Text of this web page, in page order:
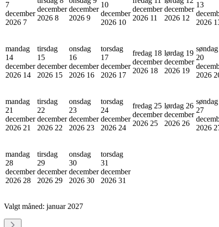
7
december
2026 7
december
2026 8
december
2026 9
10
december
2026 10
december
2026 11
december
2026 12
13
2026
mandag
14
december
2026 14
tirsdag
15
december
2026 15
onsdag
16
december
2026 16
torsdag
17
december
2026 17
fredag 18
december
2026 18
lørdag 19
december
2026 19
søndag
20
2026
mandag
21
december
2026 21
tirsdag
22
december
2026 22
onsdag
23
december
2026 23
torsdag
24
december
2026 24
fredag 25
december
2026 25
lørdag 26
december
2026 26
søndag
27
2026
mandag
28
december
2026 28
tirsdag
29
december
2026 29
onsdag
30
december
2026 30
torsdag
31
december
2026 31
Valgt måned: januar 2027